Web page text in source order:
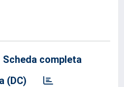
Scheda completa
(DC)